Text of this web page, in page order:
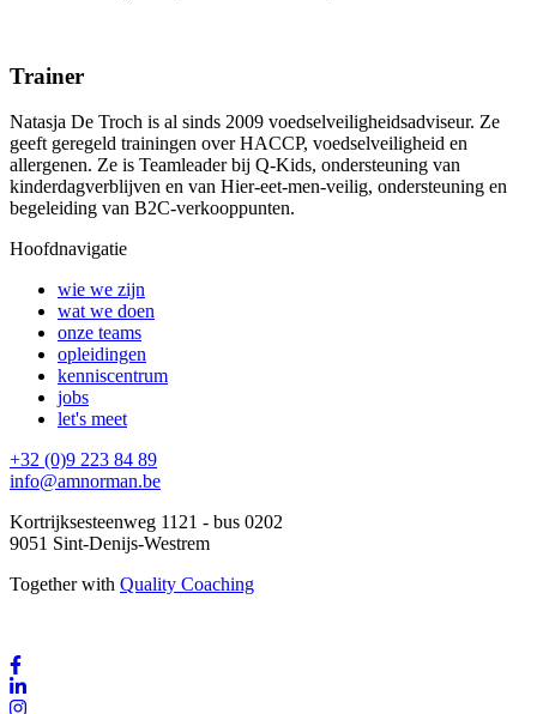
Trainer
Natasja De Troch is al sinds 2009 voedselveiligheidsadviseur. Ze
geeft geregeld trainingen over HACCP, voedselveiligheid en
allergenen. Ze is Teamleader bij Q-Kids, ondersteuning van
kinderdagverblijven en van Hier-eet-men-veilig, ondersteuning en
begeleiding van B2C-verkooppunten.
Hoofdnavigatie
wie we zijn
wat we doen
onze teams
opleidingen
kenniscentrum
jobs
let's meet
+32 (0)9 223 84 89
info@amnorman.be
Kortrijksesteenweg 1121 - bus 0202
9051 Sint-Denijs-Westrem
Together with Quality Coaching